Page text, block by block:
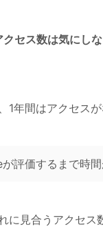
セス数は気にしな
1年間はアクセス
評価するまで時間
に見合うアクセス